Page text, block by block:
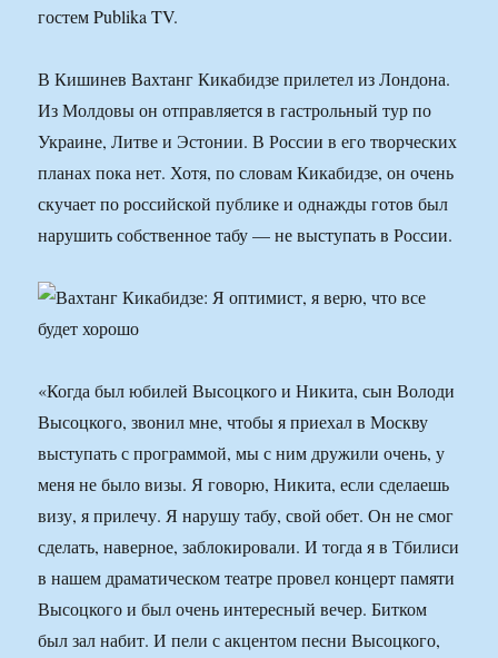
гостем Publika TV.
В Кишинев Вахтанг Кикабидзе прилетел из Лондона.
Из Молдовы он отправляется в гастрольный тур по
Украине, Литве и Эстонии. В России в его творческих
планах пока нет. Хотя, по словам Кикабидзе, он очень
скучает по российской публике и однажды готов был
нарушить собственное табу — не выступать в России.
«Когда был юбилей Высоцкого и Никита, сын Володи
Высоцкого, звонил мне, чтобы я приехал в Москву
выступать с программой, мы с ним дружили очень, у
меня не было визы. Я говорю, Никита, если сделаешь
визу, я прилечу. Я нарушу табу, свой обет. Он не смог
сделать, наверное, заблокировали. И тогда я в Тбилиси
в нашем драматическом театре провел концерт памяти
Высоцкого и был очень интересный вечер. Битком
был зал набит. И пели с акцентом песни Высоцкого,